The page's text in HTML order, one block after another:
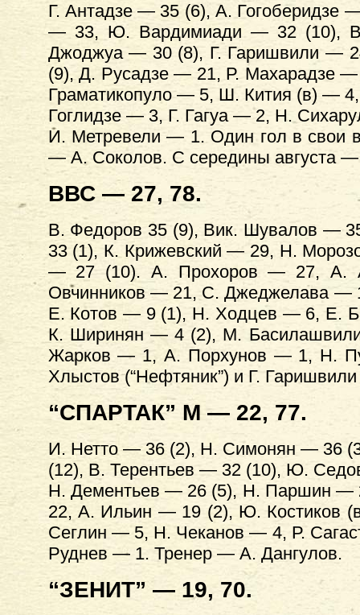
Г. Антадзе — 35 (6), А.
— 33, Ю. Вардимиади — 32 (10),
Джоджуа — 30 (8), Г. Гаришвили —
(9), Д. Русадзе — 21, Р. Махарадзе
Граматикопуло — 5, Ш. Кития (в) —
Гоглидзе — 3, Г. Гагуа — 2, Н.
И. Метревели — 1. Один гол в свои
— А. Соколов. С середины августа
ВВС — 27, 78.
В. Федоров 35 (9), Вик. Шувалов —
33 (1), К. Крижевский — 29, Н.
— 27 (10). А. Прохоров — 27, А.
Овчинников — 21, С. Джеджелава —
Е. Котов — 9 (1), Н. Ходцев — 6, Е.
К. Ширинян — 4 (2), М.
Жарков — 1, А. Порхунов — 1, Н.
Хлыстов (“Нефтяник”) и Г.
“СПАРТАК” М — 22, 77.
И. Нетто — 36 (2), Н. Симонян — 36
(12), В. Терентьев — 32 (10), Ю.
Н. Дементьев — 26 (5), Н. Паршин
22, А. Ильин — 19 (2), Ю. Костиков
Сеглин — 5, Н. Чеканов — 4, Р.
Руднев — 1. Тренер — А. Дангулов.
“ЗЕНИТ” — 19, 70.